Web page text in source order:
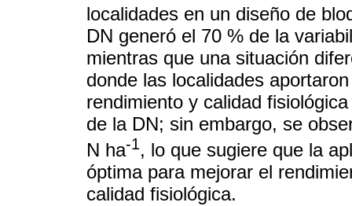
localidades en un diseño de
DN generó el 70 % de la
mientras que una situación
donde las localidades
rendimiento y calidad
de la DN; sin embargo, se
N ha-1, lo que sugiere que la
óptima para mejorar el
calidad fisiológica.